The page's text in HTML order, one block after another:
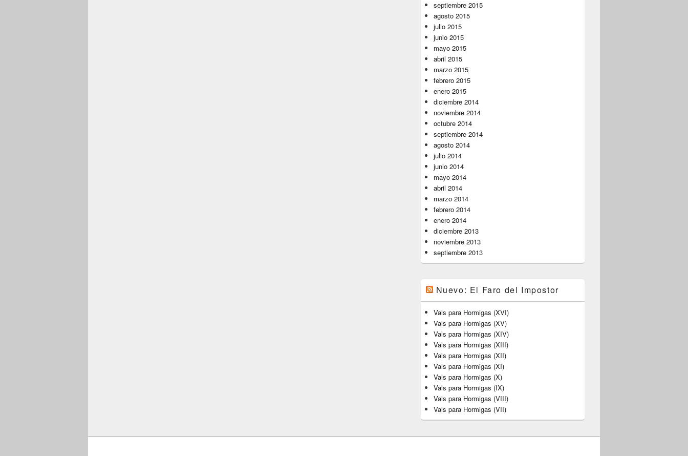
septiembre 2015
agosto 2015
julio 2015
junio 2015
mayo 2015
abril 2015
marzo 2015
febrero 2015
enero 2015
diciembre 2014
noviembre 2014
octubre 2014
septiembre 2014
agosto 2014
julio 2014
junio 2014
mayo 2014
abril 2014
marzo 2014
febrero 2014
enero 2014
diciembre 2013
noviembre 2013
septiembre 2013
Nuevo: El Faro del Impostor
Vals para Hormigas (XVI)
Vals para Hormigas (XV)
Vals para Hormigas (XIV)
Vals para Hormigas (XIII)
Vals para Hormigas (XII)
Vals para Hormigas (XI)
Vals para Hormigas (X)
Vals para Hormigas (IX)
Vals para Hormigas (VIII)
Vals para Hormigas (VII)